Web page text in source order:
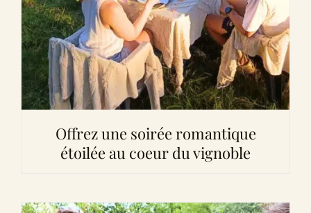
Offrez une soirée romantique
étoilée au coeur du vignoble